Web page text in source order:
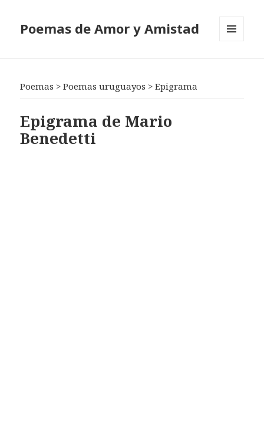
Poemas de Amor y Amistad
Poemas >Poemas uruguayos >Epigrama
Epigrama de Mario
Benedetti